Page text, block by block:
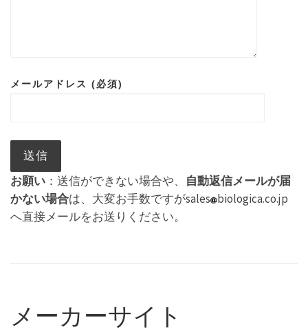
メールアドレス (必須)
お願い ：送信ができない場合や、 自動返信メールが届
かない場合は、大変お手数ですがsales biologica.co.jp
へ直接メールをお送りください。
メーカーサイト